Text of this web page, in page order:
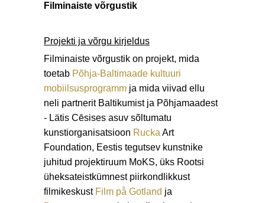
Filminaiste võrgustik
Projekti ja võrgu kirjeldus
Filminaiste võrgustik on projekt, mida
toetab Põhja-Baltimaade kultuuri
mobiilsusprogramm ja mida viivad ellu
neli partnerit Baltikumist ja Põhjamaadest
- Lätis Cēsises asuv sõltumatu
kunstiorganisatsioon Rucka Art
Foundation, Eestis tegutsev kunstnike
juhitud projektiruum MoKS, üks Rootsi
üheksateistkümnest piirkondlikkust
filmikeskust Film på Gotland ja